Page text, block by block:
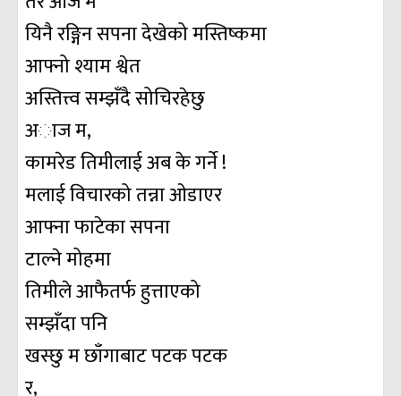
यिनै रङ्गिन सपना देखेको मस्तिष्कमा
आफ्नो श्याम श्वेत
अस्तित्त्व सम्झँदै सोचिरहेछु
अाज म,
कामरेड तिमीलाई अब के गर्ने !
मलाई विचारको तन्ना ओडाएर
आफ्ना फाटेका सपना
टाल्ने मोहमा
तिमीले आफैतर्फ हुत्ताएको
सम्झँदा पनि
खस्छु म छाँगाबाट पटक पटक
र,